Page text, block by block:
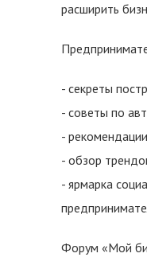
расширить
- секреты
- советы по
-
- обзор
- ярмарка
Форум «Мой